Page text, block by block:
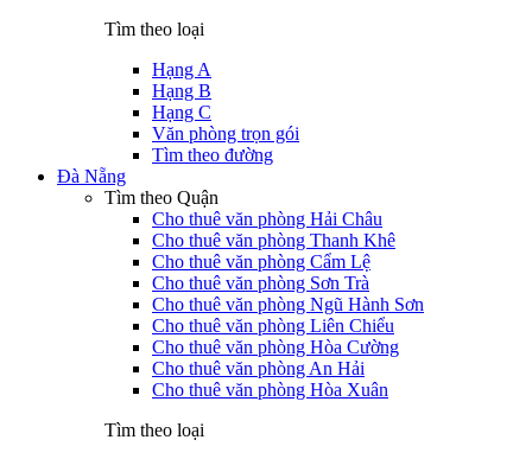
Tìm theo loại
Hạng A
Hạng B
Hạng C
Văn phòng trọn gói
Tìm theo đường
Đà Nẵng
Tìm theo Quận
Cho thuê văn phòng Hải Châu
Cho thuê văn phòng Thanh Khê
Cho thuê văn phòng Cẩm Lệ
Cho thuê văn phòng Sơn Trà
Cho thuê văn phòng Ngũ Hành Sơn
Cho thuê văn phòng Liên Chiểu
Cho thuê văn phòng Hòa Cường
Cho thuê văn phòng An Hải
Cho thuê văn phòng Hòa Xuân
Tìm theo loại